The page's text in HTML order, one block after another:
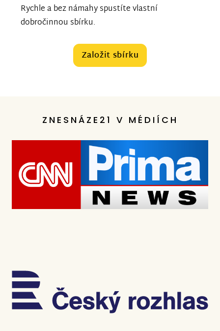
Rychle a bez námahy spustíte vlastní
dobročinnou sbírku.
Založit sbírku
ZNESNÁZE21 V MÉDIÍCH